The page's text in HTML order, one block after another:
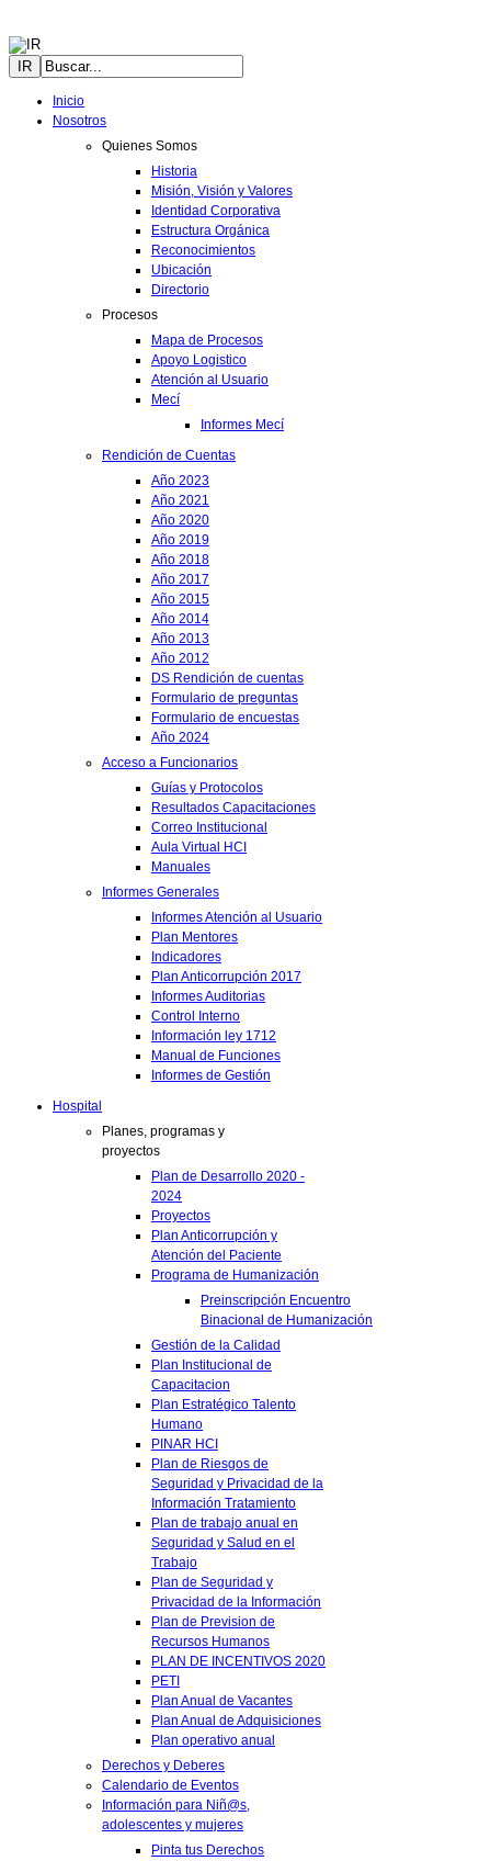
IR
Inicio
Nosotros
Quienes Somos
Historia
Misión, Visión y Valores
Identidad Corporativa
Estructura Orgánica
Reconocimientos
Ubicación
Directorio
Procesos
Mapa de Procesos
Apoyo Logistico
Atención al Usuario
Mecí
Informes Mecí
Rendición de Cuentas
Año 2023
Año 2021
Año 2020
Año 2019
Año 2018
Año 2017
Año 2015
Año 2014
Año 2013
Año 2012
DS Rendición de cuentas
Formulario de preguntas
Formulario de encuestas
Año 2024
Acceso a Funcionarios
Guías y Protocolos
Resultados Capacitaciones
Correo Institucional
Aula Virtual HCI
Manuales
Informes Generales
Informes Atención al Usuario
Plan Mentores
Indicadores
Plan Anticorrupción 2017
Informes Auditorias
Control Interno
Información ley 1712
Manual de Funciones
Informes de Gestión
Hospital
Planes, programas y
proyectos
Plan de Desarrollo 2020 -
2024
Proyectos
Plan Anticorrupción y
Atención del Paciente
Programa de Humanización
Preinscripción Encuentro
Binacional de Humanización
Gestión de la Calidad
Plan Institucional de
Capacitacion
Plan Estratégico Talento
Humano
PINAR HCI
Plan de Riesgos de
Seguridad y Privacidad de la
Información Tratamiento
Plan de trabajo anual en
Seguridad y Salud en el
Trabajo
Plan de Seguridad y
Privacidad de la Información
Plan de Prevision de
Recursos Humanos
PLAN DE INCENTIVOS 2020
PETI
Plan Anual de Vacantes
Plan Anual de Adquisiciones
Plan operativo anual
Derechos y Deberes
Calendario de Eventos
Información para Niñ@s,
adolescentes y mujeres
Pinta tus Derechos